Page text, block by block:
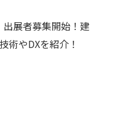
出展者募集開始！建
術やDXを紹介！